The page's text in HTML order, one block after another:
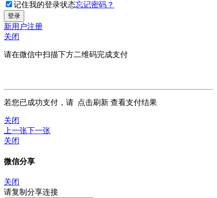
记住我的登录状态忘记密码？
新用户注册
关闭
请在微信中扫描下方二维码完成支付
若您已成功支付，请 点击刷新 查看支付结果
关闭
上一张下一张
关闭
微信分享
关闭
请复制分享连接